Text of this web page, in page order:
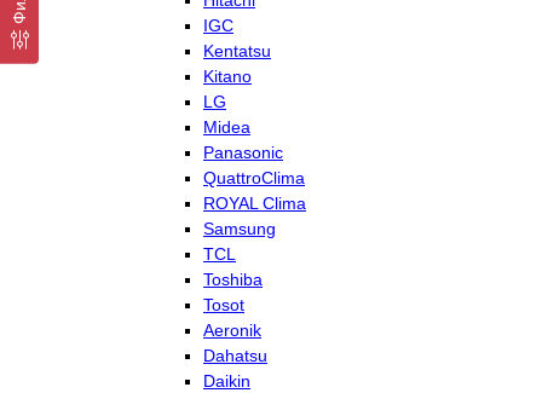
IGC
Kentatsu
Kitano
LG
Midea
Panasonic
QuattroClima
ROYAL Clima
Samsung
TCL
Toshiba
Tosot
Aeronik
Dahatsu
Daikin